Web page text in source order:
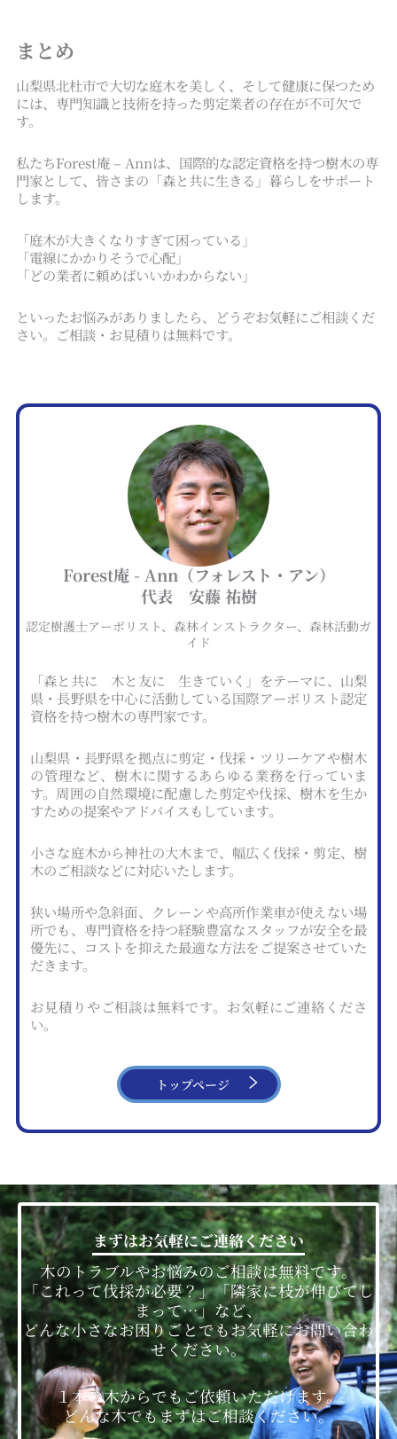
まとめ
山梨県北杜市で大切な庭木を美しく、そして健康に保つため
には、専門知識と技術を持った剪定業者の存在が不可欠で
す。
私たちForest庵 – Annは、国際的な認定資格を持つ樹木の専
門家として、皆さまの「森と共に生きる」暮らしをサポート
します。
「庭木が大きくなりすぎて困っている」
「電線にかかりそうで心配」
「どの業者に頼めばいいかわからない」
といったお悩みがありましたら、どうぞお気軽にご相談くだ
さい。ご相談・お見積りは無料です。
Forest庵 - Ann（フォレスト・アン）
代表 安藤 祐樹
認定樹護士アーボリスト、森林インストラクター、森林活動ガ
イド
「森と共に 木と友に 生きていく」をテーマに、山梨
県・長野県を中心に活動している国際アーボリスト認定
資格を持つ樹木の専門家です。
山梨県・長野県を拠点に剪定・伐採・ツリーケアや樹木
の管理など、樹木に関するあらゆる業務を行っていま
す。周囲の自然環境に配慮した剪定や伐採、樹木を生か
すための提案やアドバイスもしています。
小さな庭木から神社の大木まで、幅広く伐採・剪定、樹
木のご相談などに対応いたします。
狭い場所や急斜面、クレーンや高所作業車が使えない場
所でも、専門資格を持つ経験豊富なスタッフが安全を最
優先に、コストを抑えた最適な方法をご提案させていた
だきます。
お見積りやご相談は無料です。お気軽にご連絡くださ
い。
トップページ
まずはお気軽にご連絡ください
木のトラブルやお悩みのご相談は無料です。
「これって伐採が必要？」「隣家に枝が伸びてし
まって…」など、
どんな小さなお困りごとでもお気軽にお問い合わ
せください。
１本の木からでもご依頼いただけます。
どんな木でもまずはご相談ください。